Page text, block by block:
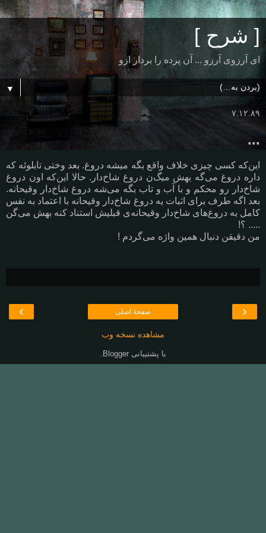
[ شرح ]
ای آرزوی آرزو ... آن پرده را بردار ازو
▼
۷.۱۲.۸۹
...
این‏‌که کسی چیزی خلاف واقع بگه می‏شه دروغ. بعد وختی تابلوئه که
داره دروغ می‏‌گه بهش می‏گ‌ن دروغ شاخ‌‏دار. حالا این‏‌که اون دروغ‏
شاخ‌‏دار رو محکم و با آب و تاب بگه می‏‌شه دروغ شاخ‌‏دار وقیحانه.
بعد اگه طرف برای اثبات یه دروغ شاخ‌‏دار وقیحانه با اعتماد به نفس
کامل به دروغ‏‌های شاخ‌‏دار وقیحانه‌ی قبلیش استناد کنه بهش می‏‌گن
..... ؟!
من دقیقن دنبال همین واژه می‏‌گردم !
‹
› صفحهٔ اصلی
مشاهده نسخه وب
با پشتیبانیBlogger